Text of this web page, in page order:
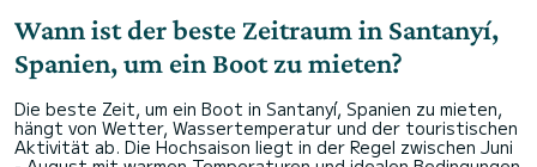
Wann ist der beste Zeitraum in Santanyí,
Spanien, um ein Boot zu mieten?
Die beste Zeit, um ein Boot in Santanyí, Spanien zu mieten,
hängt von Wetter, Wassertemperatur und der touristischen
Aktivität ab. Die Hochsaison liegt in der Regel zwischen Juni